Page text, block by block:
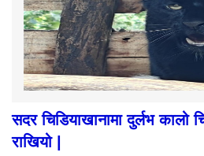
सदर चिडियाखानामा दुर्लभ कालो
राखियो |